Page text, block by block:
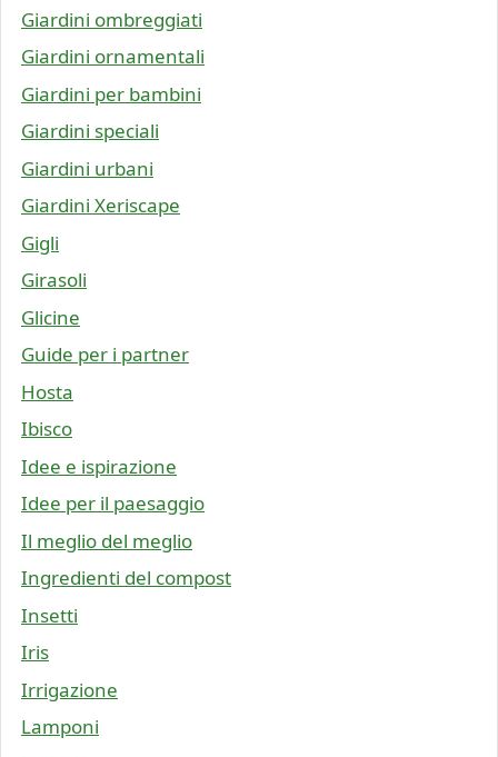
Giardini ombreggiati
Giardini ornamentali
Giardini per bambini
Giardini speciali
Giardini urbani
Giardini Xeriscape
Gigli
Girasoli
Glicine
Guide per i partner
Hosta
Ibisco
Idee e ispirazione
Idee per il paesaggio
Il meglio del meglio
Ingredienti del compost
Insetti
Iris
Irrigazione
Lamponi